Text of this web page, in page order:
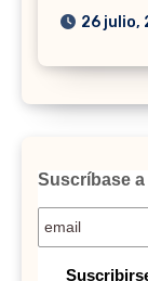
26 julio,
Suscríbase